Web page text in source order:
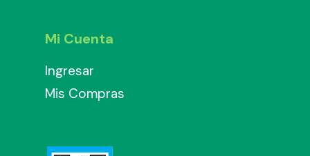
Mi Cuenta
Ingresar
Mis Compras